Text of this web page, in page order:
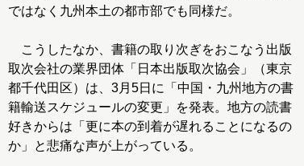
ではなく九州本土の都市部でも同様だ。
こうしたなか、書籍の取り次ぎをおこなう出版
取次会社の業界団体「日本出版取次協会」（東京
都千代田区）は、3月5日に「中国・九州地方の書
籍輸送スケジュールの変更」を発表。地方の読書
好きからは「更に本の到着が遅れることになるの
か」と悲痛な声が上がっている。